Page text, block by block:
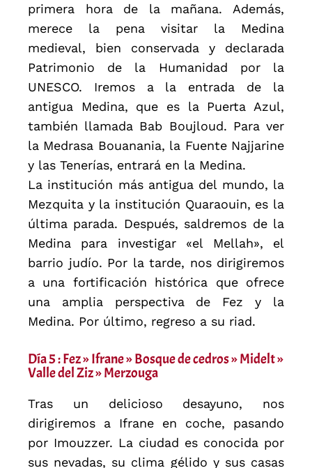
primera hora de la mañana. Además,
merece la pena visitar la Medina
medieval, bien conservada y declarada
Patrimonio de la Humanidad por la
UNESCO. Iremos a la entrada de la
antigua Medina, que es la Puerta Azul,
también llamada Bab Boujloud. Para ver
la Medrasa Bouanania, la Fuente Najjarine
y las Tenerías, entrará en la Medina.
La institución más antigua del mundo, la
Mezquita y la institución Quaraouin, es la
última parada. Después, saldremos de la
Medina para investigar «el Mellah», el
barrio judío. Por la tarde, nos dirigiremos
a una fortificación histórica que ofrece
una amplia perspectiva de Fez y la
Medina. Por último, regreso a su riad.
Día 5 : Fez » Ifrane » Bosque de cedros » Midelt »
Valle del Ziz » Merzouga
Tras un delicioso desayuno, nos
dirigiremos a Ifrane en coche, pasando
por Imouzzer. La ciudad es conocida por
sus nevadas, su clima gélido y sus casas